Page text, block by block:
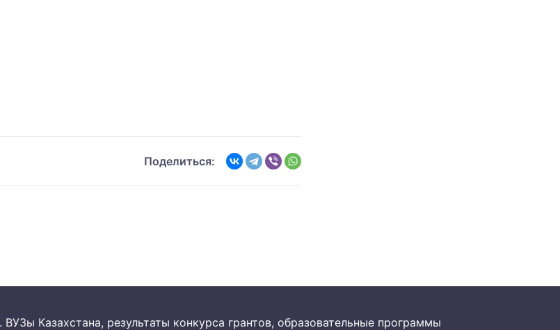
Поделиться:
Казахстана, результаты конкурса грантов, образовательные программы